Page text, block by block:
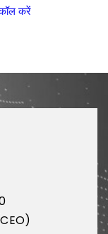
करें
CEO)